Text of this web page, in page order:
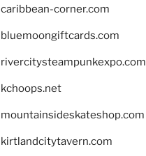
caribbean-corner.com
bluemoongiftcards.com
rivercitysteampunkexpo.com
kchoops.net
mountainsideskateshop.com
kirtlandcitytavern.com